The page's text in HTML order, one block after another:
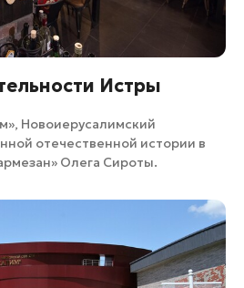
Истры
, Новоиерусалимский
отечественной истории в
Олега Сироты.